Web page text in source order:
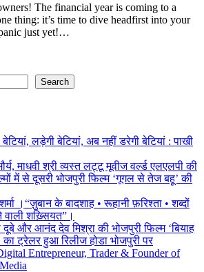
The financial year is coming to a
thing: it’s time to dive headfirst into your
just yet!…
Search
बेटियां, लड़ेगी बेटियां, अब नहीं डरेगी बेटियां : पाखी
माधवी श्री व्यस्त लट्टू मूवीज वर्ल्ड एलएलपी की
में से दूसरी भोजपुरी फिल्म ‘गूगल से तेज बहू’ की
।“ज़ुबान के बादशाह • रूहानी फ़रिश्ता • शब्दों
शख़्सियत”।
दूबे और आनंद देव मिश्रा की भोजपुरी फिल्म ‘बियाह
ट्रेलर हुआ रिलीज होडा भोजपुरी पर
Entrepreneur, Trader & Founder of